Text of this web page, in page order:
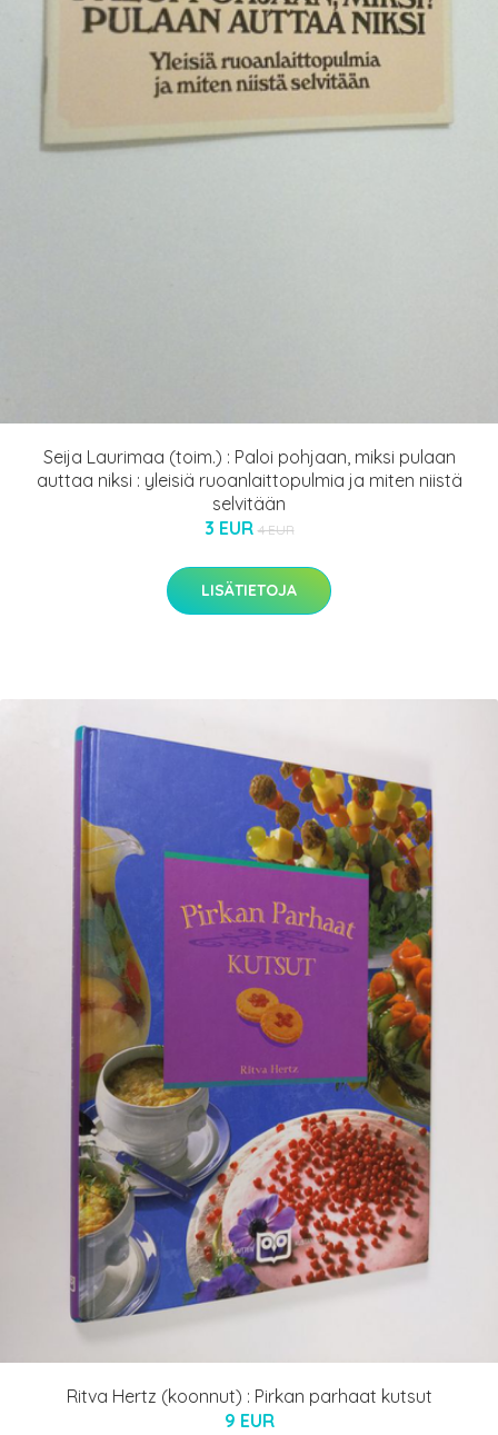
Seija Laurimaa (toim.) : Paloi pohjaan, miksi pulaan
auttaa niksi : yleisiä ruoanlaittopulmia ja miten niistä
selvitään
3 EUR 4 EUR
LISÄTIETOJA
Ritva Hertz (koonnut) : Pirkan parhaat kutsut
9 EUR